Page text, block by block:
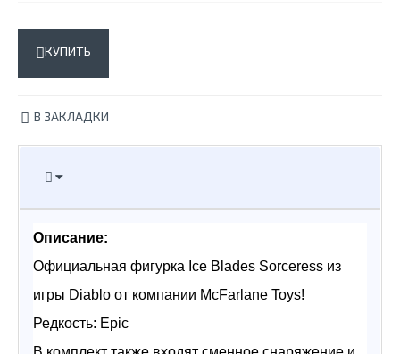
КУПИТЬ
В ЗАКЛАДКИ
Описание:
Официальная фигурка Ice Blades Sorceress из
игры Diablo от компании McFarlane Toys!
Редкость: Epic